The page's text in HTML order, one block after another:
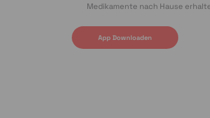
Medikamente nach Hause
App Downloaden